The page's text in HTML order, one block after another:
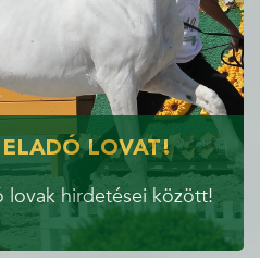
LOVAT!
lovak hirdetései között!